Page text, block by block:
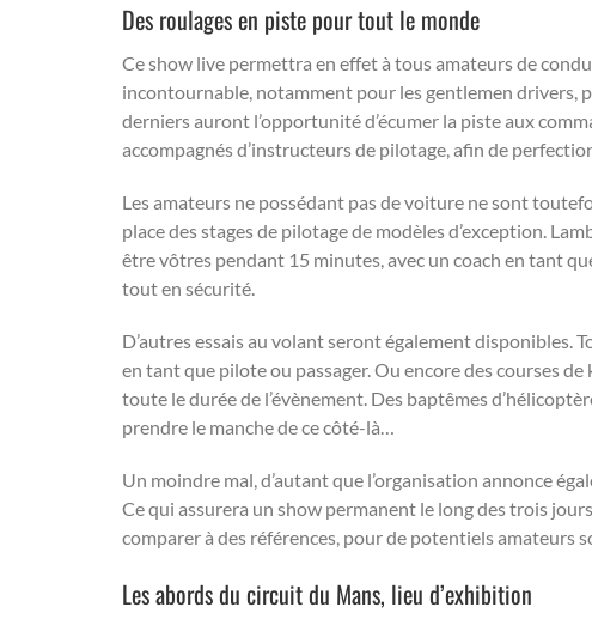
Des roulages en piste pour tout le monde
Ce show live permettra en effet à tous amateurs de
incontournable, notamment pour les gentlemen drivers,
derniers auront l’opportunité d’écumer la piste aux
accompagnés d’instructeurs de pilotage, afin de
Les amateurs ne possédant pas de voiture ne sont
place des stages de pilotage de modèles d’exception.
être vôtres pendant 15 minutes, avec un coach en tant
tout en sécurité.
D’autres essais au volant seront également
en tant que pilote ou passager. Ou encore des courses
toute le durée de l’évènement. Des baptêmes
prendre le manche de ce côté-là…
Un moindre mal, d’autant que l’organisation annonce
Ce qui assurera un show permanent le long des trois
comparer à des références, pour de potentiels amateurs
Les abords du circuit du Mans, lieu d’exhibition